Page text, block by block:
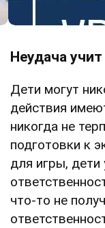
Неудача
Дети могут
действия
никогда не
подготовки к
для игры, дети
что-то не